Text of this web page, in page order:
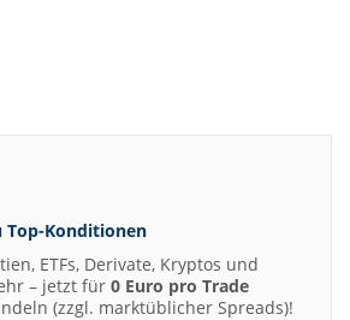
Top-Konditionen
ETFs, Derivate, Kryptos und
– jetzt für 0 Euro pro Trade
(zzgl. marktüblicher Spreads)!